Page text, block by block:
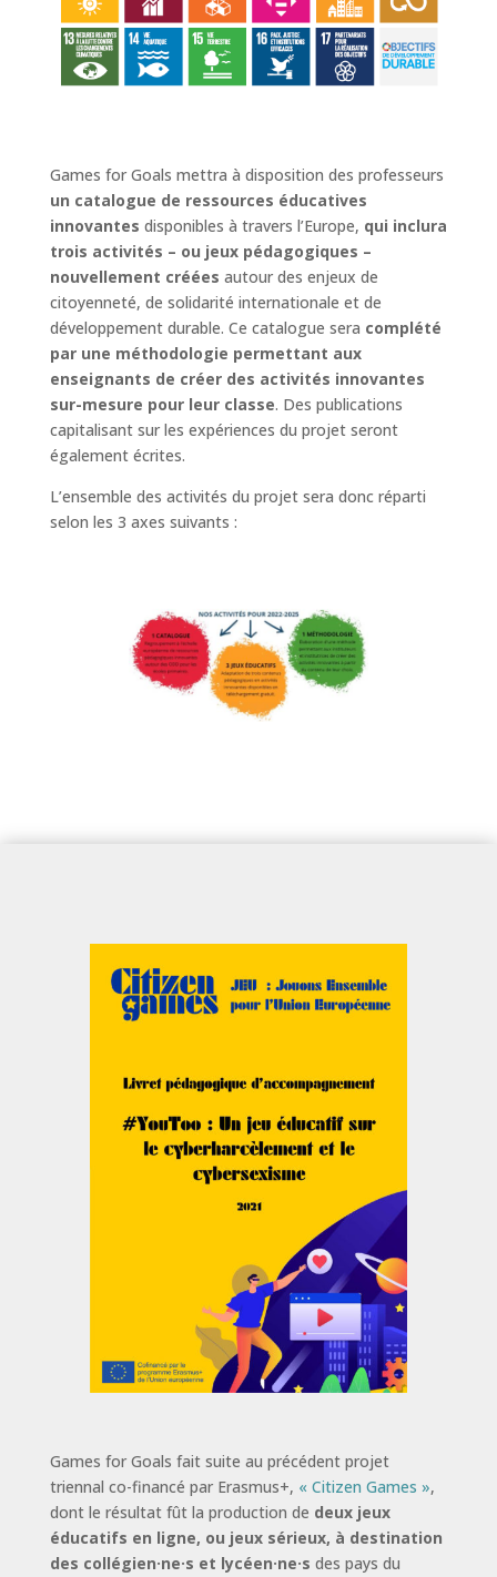
Games for Goals mettra à disposition des professeurs
un catalogue de ressources éducatives
innovantes disponibles à travers l’Europe, qui inclura
trois activités – ou jeux pédagogiques –
nouvellement créées autour des enjeux de
citoyenneté, de solidarité internationale et de
développement durable. Ce catalogue sera complété
par une méthodologie permettant aux
enseignants de créer des activités innovantes
sur-mesure pour leur classe. Des publications
capitalisant sur les expériences du projet seront
également écrites.
L’ensemble des activités du projet sera donc réparti
selon les 3 axes suivants :
Games for Goals fait suite au précédent projet
triennal co-financé par Erasmus+, « Citizen Games »,
dont le résultat fût la production de deux jeux
éducatifs en ligne, ou jeux sérieux, à destination
des collégien·ne·s et lycéen·ne·s des pays du